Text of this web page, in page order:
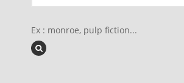
Ex : monroe, pulp fiction...